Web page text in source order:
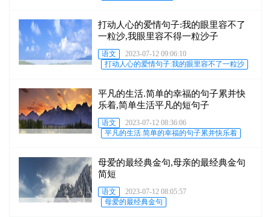
打动人心的爱情句子:我的眼里容不了
一粒沙,我眼里容不得一粒沙子
语文
2023-07-12 09:06:10
打动人心的爱情句子:我的眼里容不了一粒沙
平凡的生活.简单的幸福的句子累并快
乐着,简单生活平凡的短句子
语文
2023-07-12 08:36:06
平凡的生活.简单的幸福的句子累并快乐着
母爱的最经典金句,母亲的最经典金句
简短
语文
2023-07-12 08:05:57
母爱的最经典金句